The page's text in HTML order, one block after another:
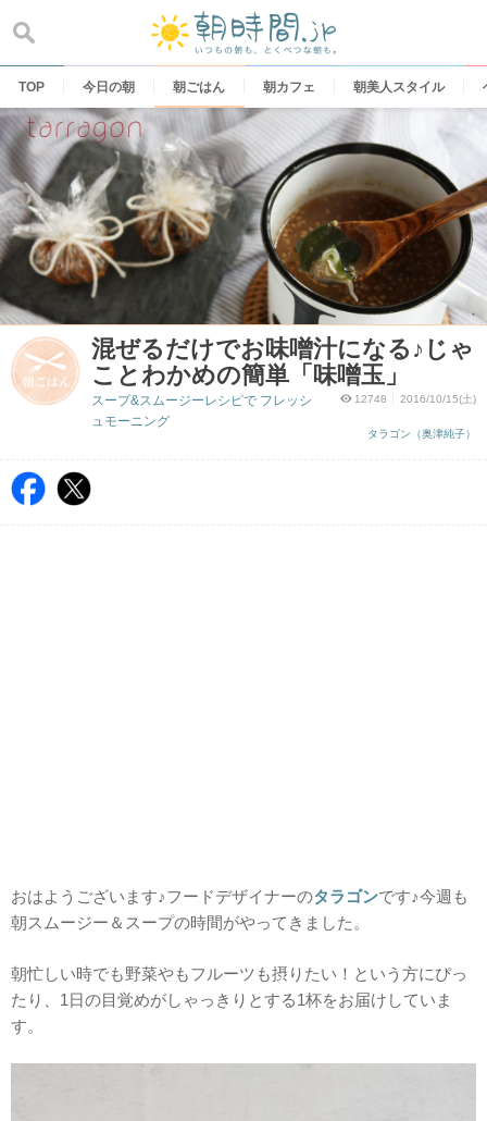
content
TOP 今日の朝 朝ごはん 朝カフェ 朝美人スタイル
混ぜるだけでお味噌汁になる♪じゃ
ことわかめの簡単「味噌玉」
12748 2016/10/15(土)
タラゴン（奥津純子）
スープ&スムージーレシピで フレッシ
ュモーニング
おはようございます♪フードデザイナーのタラゴンです♪今週も
朝スムージー＆スープの時間がやってきました。
朝忙しい時でも野菜やもフルーツも摂りたい！という方にぴっ
たり、1日の目覚めがしゃっきりとする1杯をお届けしていま
す。